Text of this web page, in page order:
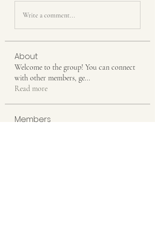
Write a comment...
About
Welcome to the group! You can connect
with other members, ge...
Read more
Members